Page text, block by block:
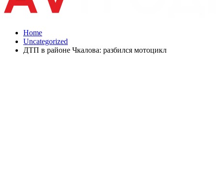
Home
Uncategorized
ДТП в районе Чкалова: разбился мотоцикл